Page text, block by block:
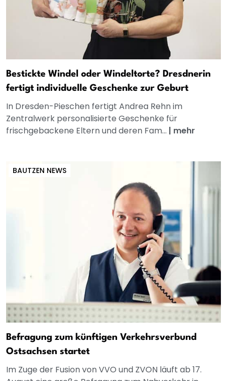
Bestickte Windel oder Windeltorte? Dresdnerin
fertigt individuelle Geschenke zur Geburt
In Dresden-Pieschen fertigt Andrea Rehn im
Zentralwerk personalisierte Geschenke für
frischgebackene Eltern und deren Fam... | mehr
BAUTZEN NEWS
Befragung zum künftigen Verkehrsverbund
Ostsachsen startet
Im Zuge der Fusion von VVO und ZVON läuft ab 17.